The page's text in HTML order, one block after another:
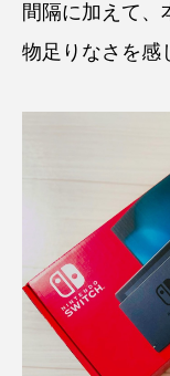
間隔に加えて、
物足りなさを感